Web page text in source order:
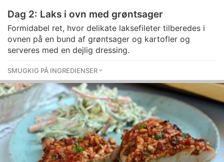
Dag 2: Laks i ovn med grøntsager
Formidabel ret, hvor delikate laksefileter tilberedes i
ovnen på en bund af grøntsager og kartofler og
serveres med en dejlig dressing.
SMUGKIG PÅ INGREDIENSER